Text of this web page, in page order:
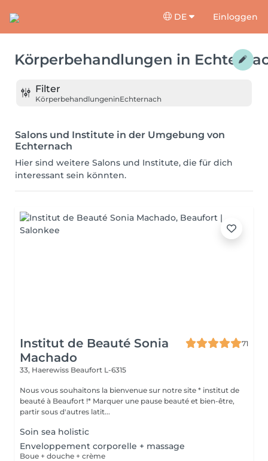
DE Einloggen
Körperbehandlungen in
Filter
KörperbehandlungeninEchternach
Salons und Institute in der Umgebung von
Echternach
Hier sind weitere Salons und Institute, die für dich
interessant sein könnten.
Institut de Beauté Sonia
Machado
71
33, Haerewiss Beaufort L-6315
Nous vous souhaitons la bienvenue sur notre site * institut de
beauté à Beaufort !* Marquer une pause beauté et bien-être,
partir sous d'autres latit...
Soin sea holistic
Enveloppement corporelle + massage
Boue + douche + crème